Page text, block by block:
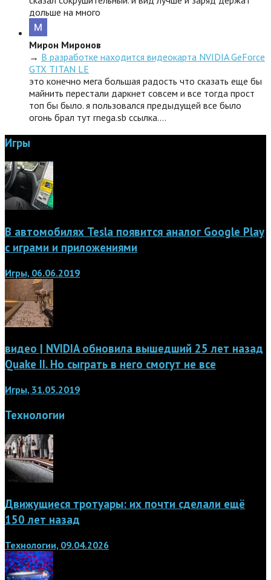
дольше на много
Мирон Миронов
→ В разработке находится видеокарта NVIDIA GeForce
GTX TITAN LE
это конечно мега большая радость что сказать еще бы
майнить перестали даркнет совсем и все тогда прост
топ бы было. я пользовался предыдущей все было
огонь брал тут rnega.sb ссылка.…
Игры
В автомобилях Tesla появится аналог Google Play
с играми и приложениями
Игры, 06.06.2019
видео | NVIDIA обновила вышедший 25 лет назад
Quake II. Но сыграть в него смогут не все
Игры, 31.05.2019
Технологии
Движущиеся тротуары: их почти сделали ещё
150 лет назад
Технологии, 09.04.2026